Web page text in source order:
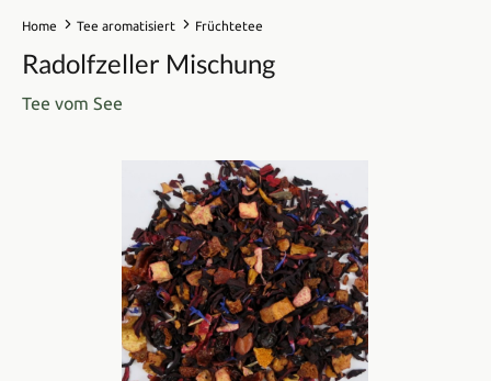
Home Tee aromatisiert Früchtetee
Radolfzeller Mischung
Tee vom See
Bildergalerie überspringen